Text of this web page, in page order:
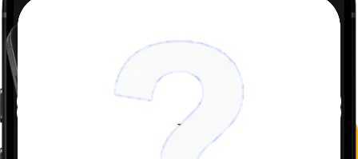
Matematika
Készíts egy fotót bármely matek feladatról, és az AI-unk könnyen
érthető magyarázatokra bontja le.